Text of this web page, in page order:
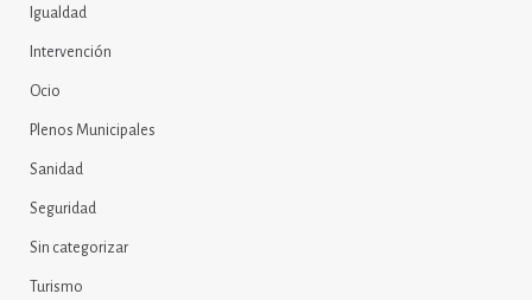
Igualdad
Intervención
Ocio
Plenos Municipales
Sanidad
Seguridad
Sin categorizar
Turismo